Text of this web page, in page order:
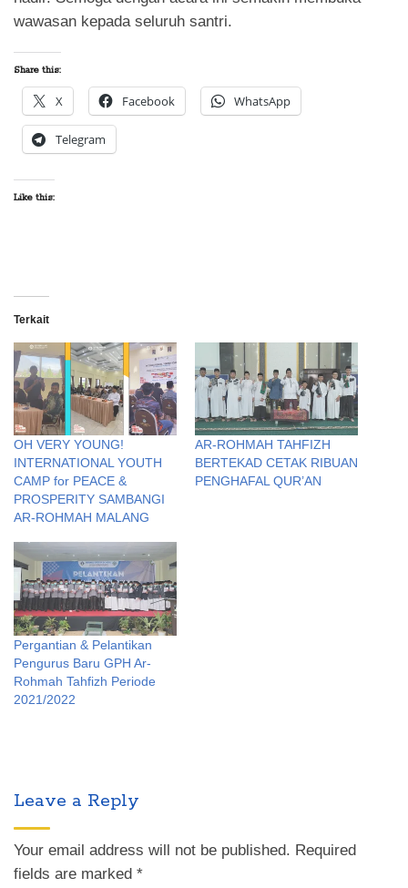
wawasan kepada seluruh santri.
Share this:
X Facebook WhatsApp
Telegram
Like this:
Terkait
OH VERY YOUNG!
INTERNATIONAL YOUTH
CAMP for PEACE &
PROSPERITY SAMBANGI
AR-ROHMAH MALANG
AR-ROHMAH TAHFIZH
BERTEKAD CETAK RIBUAN
PENGHAFAL QUR’AN
Pergantian & Pelantikan
Pengurus Baru GPH Ar-
Rohmah Tahfizh Periode
2021/2022
Leave a Reply
Your email address will not be published. Required
fields are marked *